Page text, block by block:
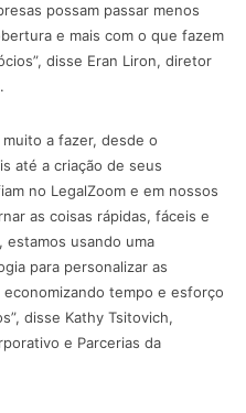
possam passar menos
e mais com o que fazem
disse Eran Liron, diretor
a fazer, desde o
até a criação de seus
no LegalZoom e em nossos
as coisas rápidas, fáceis e
estamos usando uma
para personalizar as
tempo e esforço
disse Kathy Tsitovich,
e Parcerias da